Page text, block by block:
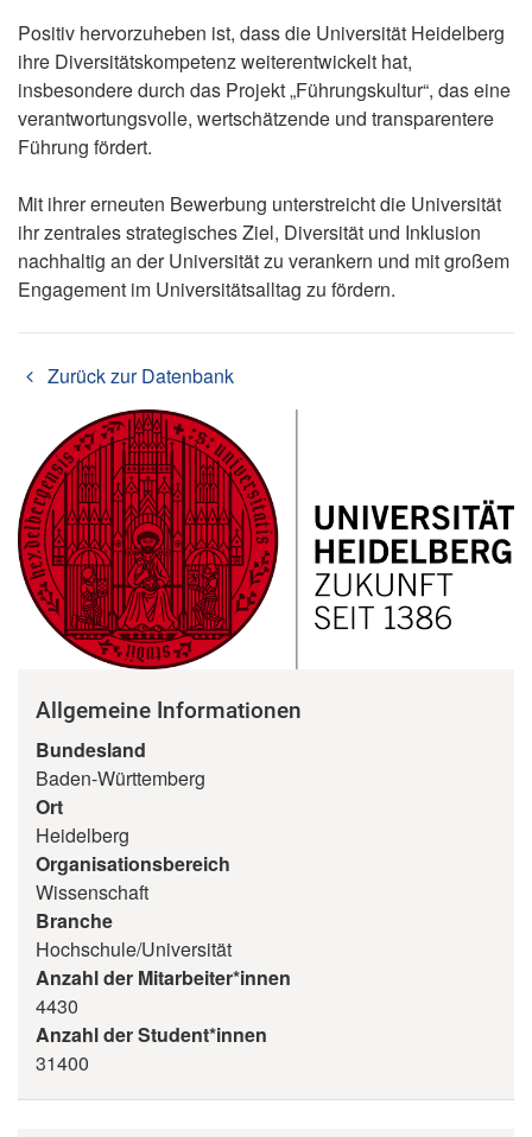
Positiv hervorzuheben ist, dass die Universität Heidelberg
ihre Diversitätskompetenz weiterentwickelt hat,
insbesondere durch das Projekt „Führungskultur“, das eine
verantwortungsvolle, wertschätzende und transparentere
Führung fördert.
Mit ihrer erneuten Bewerbung unterstreicht die Universität
ihr zentrales strategisches Ziel, Diversität und Inklusion
nachhaltig an der Universität zu verankern und mit großem
Engagement im Universitätsalltag zu fördern.
Zurück zur Datenbank
Allgemeine Informationen
Bundesland
Baden-Württemberg
Ort
Heidelberg
Organisationsbereich
Wissenschaft
Branche
Hochschule/Universität
Anzahl der Mitarbeiter*innen
4430
Anzahl der Student*innen
31400